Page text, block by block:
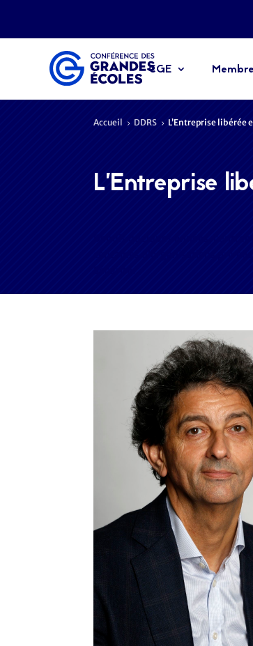
CGE
Accueil 5 DDRS 5 L’Entreprise libérée
L’Entreprise